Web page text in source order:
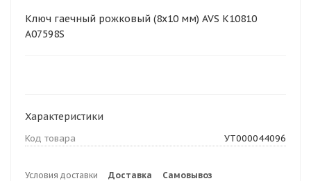
Ключ гаечный рожковый (8х10 мм) AVS K10810
A07598S
Характеристики
Код товара УТ000044096
Условия доставки Доставка Самовывоз